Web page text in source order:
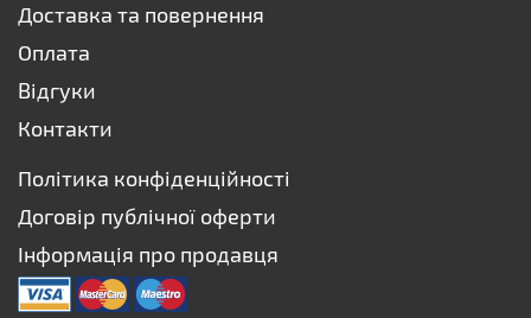
Доставка та повернення
Оплата
Відгуки
Контакти
Політика конфіденційності
Договір публічної оферти
Інформація про продавця